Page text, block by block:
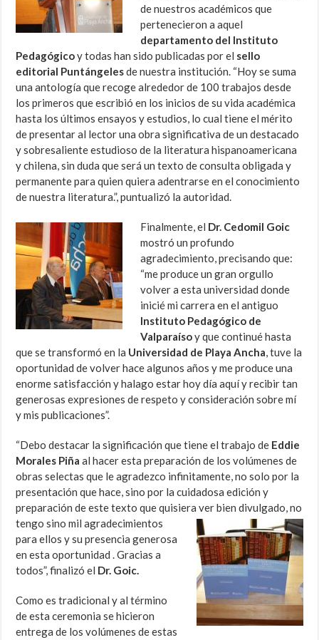
de nuestros académicos que
pertenecieron a aquel
departamento del Instituto
Pedagógicoy todas han sido publicadas por el sello
editorial Puntángelesde nuestra institución. “Hoy se suma
una antología que recoge alrededor de 100 trabajos desde
los primeros que escribió en los inicios de su vida académica
hasta los últimos ensayos y estudios, lo cual tiene el mérito
de presentar al lector una obra significativa de un destacado
y sobresaliente estudioso de la literatura hispanoamericana
y chilena, sin duda que será un texto de consulta obligada y
permanente para quien quiera adentrarse en el conocimiento
de nuestra literatura.”, puntualizó la autoridad.
Finalmente, el Dr. Cedomil Goic
mostró un profundo
agradecimiento, precisando que:
“me produce un gran orgullo
volver a esta universidad donde
inicié mi carrera en el antiguo
Instituto Pedagógico de
Valparaísoy que continué hasta
que se transformó en la Universidad de Playa Ancha, tuve la
oportunidad de volver hace algunos años y me produce una
enorme satisfacción y halago estar hoy día aquí y recibir tan
generosas expresiones de respeto y consideración sobre mí
y mis publicaciones”.
“Debo destacar la significación que tiene el trabajo de Eddie
Morales Piña al hacer esta preparación de los volúmenes de
obras selectas que le agradezco infinitamente, no solo por la
presentación que hace, sino por la cuidadosa edición y
preparación de este texto que quisiera ver bien divulgado, no
tengo sino mil agradecimientos
para ellos y su presencia generosa
en esta oportunidad . Gracias a
todos”, finalizó el Dr. Goic.
Como es tradicional y al término
de esta ceremonia se hicieron
entrega de los volúmenes de estas